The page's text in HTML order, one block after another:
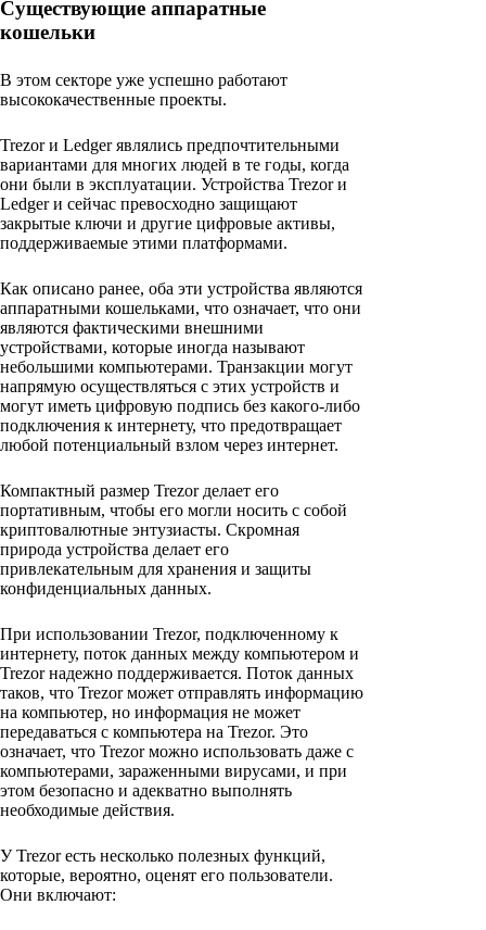
Существующие аппаратные
кошельки
В этом секторе уже успешно работают
высококачественные проекты.
Trezor и Ledger являлись предпочтительными
вариантами для многих людей в те годы, когда
они были в эксплуатации. Устройства Trezor и
Ledger и сейчас превосходно защищают
закрытые ключи и другие цифровые активы,
поддерживаемые этими платформами.
Как описано ранее, оба эти устройства являются
аппаратными кошельками, что означает, что они
являются фактическими внешними
устройствами, которые иногда называют
небольшими компьютерами. Транзакции могут
напрямую осуществляться с этих устройств и
могут иметь цифровую подпись без какого-либо
подключения к интернету, что предотвращает
любой потенциальный взлом через интернет.
Компактный размер Trezor делает его
портативным, чтобы его могли носить с собой
криптовалютные энтузиасты. Скромная
природа устройства делает его
привлекательным для хранения и защиты
конфиденциальных данных.
При использовании Trezor, подключенному к
интернету, поток данных между компьютером и
Trezor надежно поддерживается. Поток данных
таков, что Trezor может отправлять информацию
на компьютер, но информация не может
передаваться с компьютера на Trezor. Это
означает, что Trezor можно использовать даже с
компьютерами, зараженными вирусами, и при
этом безопасно и адекватно выполнять
необходимые действия.
У Trezor есть несколько полезных функций,
которые, вероятно, оценят его пользователи.
Они включают: